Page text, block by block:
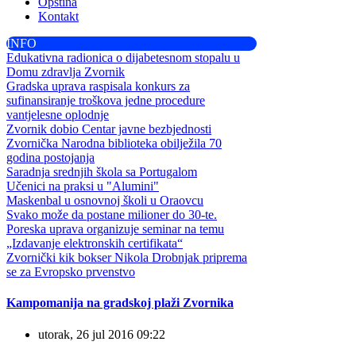
Kontakt
INFO
Edukativna radionica o dijabetesnom stopalu u
Domu zdravlja Zvornik
Gradska uprava raspisala konkurs za
sufinansiranje troškova jedne procedure
vantjelesne oplodnje
Zvornik dobio Centar javne bezbjednosti
Zvornička Narodna biblioteka obilježila 70
godina postojanja
Saradnja srednjih škola sa Portugalom
Učenici na praksi u "Alumini"
Maskenbal u osnovnoj školi u Oraovcu
Svako može da postane milioner do 30-te.
Poreska uprava organizuje seminar na temu
„Izdavanje elektronskih certifikata“
Zvornički kik bokser Nikola Drobnjak priprema
se za Evropsko prvenstvo
Kampomanija na gradskoj plaži Zvornika
utorak, 26 jul 2016 09:22